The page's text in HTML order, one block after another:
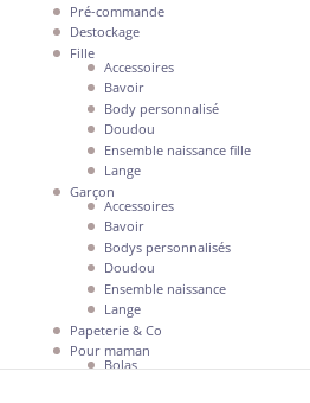
Pré-commande
Destockage
Fille
Accessoires
Bavoir
Body personnalisé
Doudou
Ensemble naissance fille
Lange
Garçon
Accessoires
Bavoir
Bodys personnalisés
Doudou
Ensemble naissance
Lange
Papeterie & Co
Pour maman
Bolas